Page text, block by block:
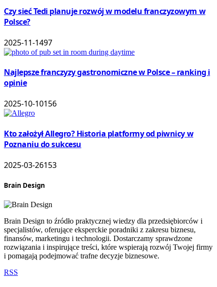
Czy sieć Tedi planuje rozwój w modelu franczyzowym w
Polsce?
2025-11-1497
Najlepsze franczyzy gastronomiczne w Polsce – ranking i
opinie
2025-10-10156
Kto założył Allegro? Historia platformy od piwnicy w
Poznaniu do sukcesu
2025-03-26153
Brain Design
Brain Design to źródło praktycznej wiedzy dla przedsiębiorców i
specjalistów, oferujące eksperckie poradniki z zakresu biznesu,
finansów, marketingu i technologii. Dostarczamy sprawdzone
rozwiązania i inspirujące treści, które wspierają rozwój Twojej firmy
i pomagają podejmować trafne decyzje biznesowe.
RSS